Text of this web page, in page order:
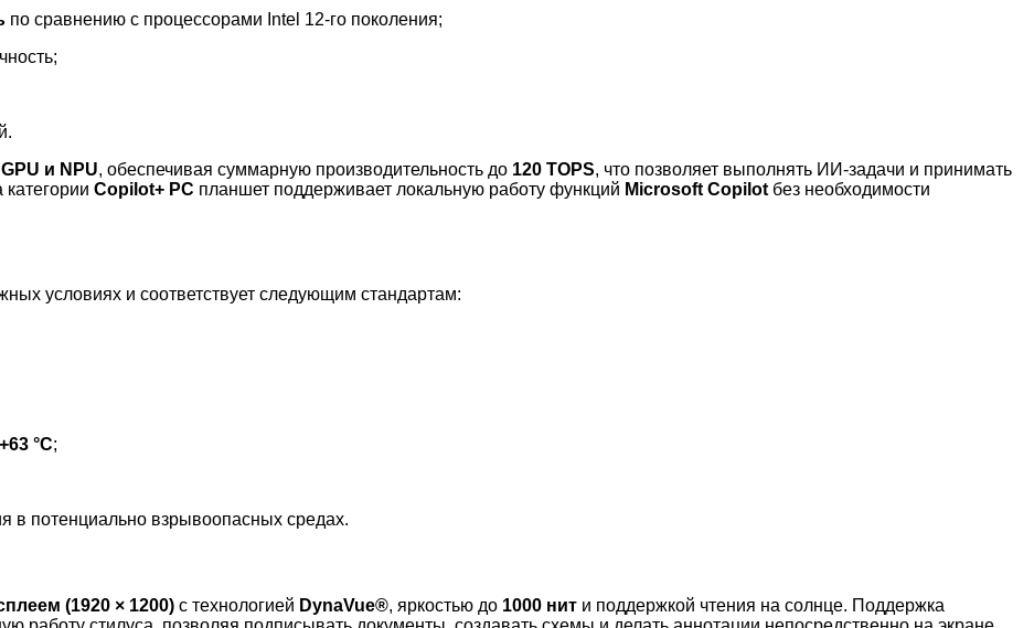
по сравнению с процессорами Intel 12-го поколения;
и NPU, обеспечивая суммарную производительность до 120 TOPS, что позволяет выполнять ИИ-задачи и принимать
Copilot+ PC планшет поддерживает локальную работу функций Microsoft Copilot без необходимости
условиях и соответствует следующим стандартам:
°C;
в потенциально взрывоопасных средах.
(1920 × 1200) с технологией DynaVue®, яркостью до 1000 нит и поддержкой чтения на солнце. Поддержка